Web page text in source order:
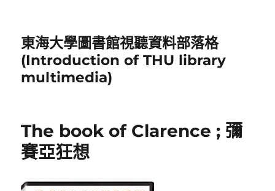
東海大學圖書館視聽資料部落格
(Introduction of THU library
multimedia)
The book of Clarence ; 彌
賽亞狂想